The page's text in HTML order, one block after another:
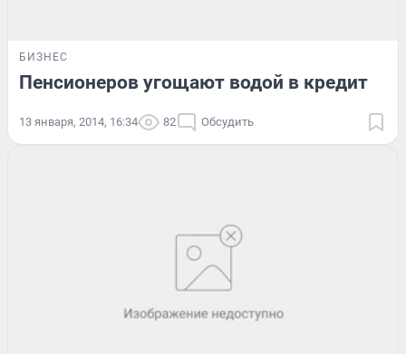
БИЗНЕС
Пенсионеров угощают водой в кредит
13 января, 2014, 16:34 82 Обсудить